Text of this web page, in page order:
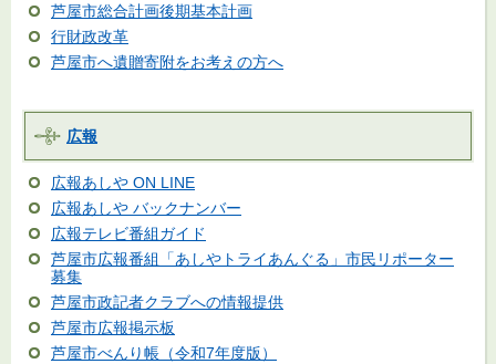
芦屋市総合計画後期基本計画
行財政改革
芦屋市へ遺贈寄附をお考えの方へ
広報
広報あしや ON LINE
広報あしや バックナンバー
広報テレビ番組ガイド
芦屋市広報番組「あしやトライあんぐる」市民リポーター
募集
芦屋市政記者クラブへの情報提供
芦屋市広報掲示板
芦屋市べんり帳（令和7年度版）